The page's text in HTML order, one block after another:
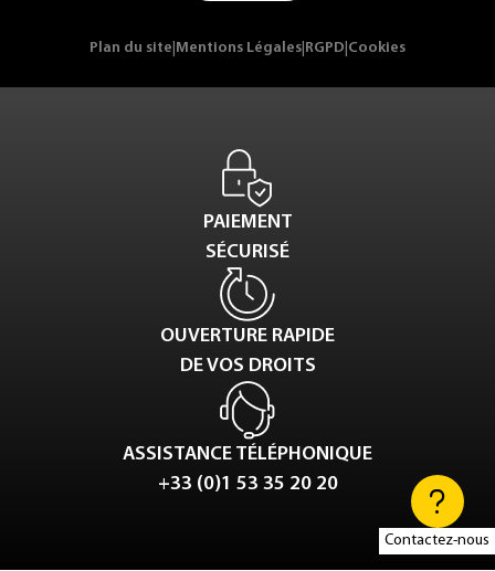
Contactez-nous
Plan du site Mentions Légales RGPD Cookies
PAIEMENT
SÉCURISÉ
OUVERTURE RAPIDE
DE VOS DROITS
ASSISTANCE TÉLÉPHONIQUE
+33 (0)1 53 35 20 20